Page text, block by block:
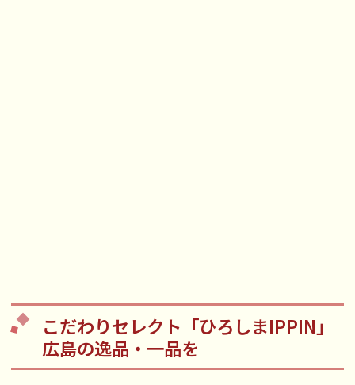
こだわりセレクト「ひろしまIPPIN」
広島の逸品・一品を